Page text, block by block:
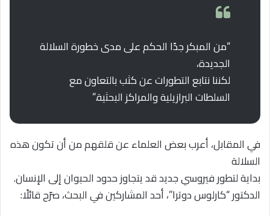
“من المبكر جدًا الحكم على مدى خطورة السلالة
الجديدة،
لكننا نتابع التطورات عن كثب بالتعاون مع
السلطات البرازيلية والمراكز البحثية.”
في المقابل، أعرب بعض العلماء عن قلقهم من أن تكون هذه
السلالة
بداية لتطور فيروسي جديد قد يتجاوز حدود الحيوان إلى الإنسان.
الدكتور “كارلوس دوترا”، أحد المشاركين في البحث، صرّح قائلًا: